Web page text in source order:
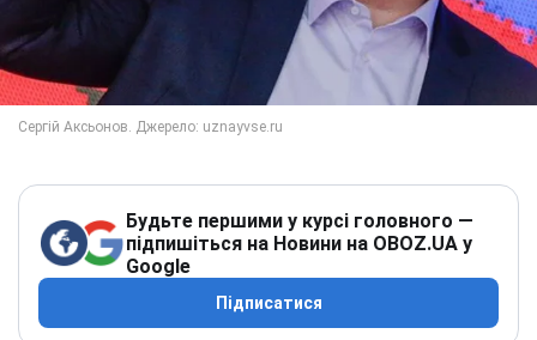
Будьте першими у курсі головного —
підпишіться на Новини на OBOZ.UA у
Google
Підписатися